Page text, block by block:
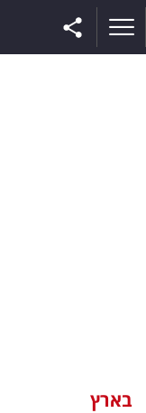
וצרכנות
בארץ